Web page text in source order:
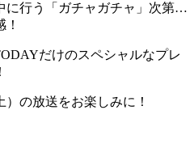
に行う「ガチャガチャ」次第…
だけのスペシャルなプレ
の放送をお楽しみに！